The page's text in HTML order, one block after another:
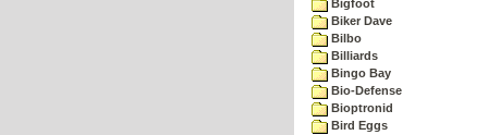
Bigfoot
Biker Dave
Bilbo
Billiards
Bingo Bay
Bio-Defense
Bioptronid
Bird Eggs